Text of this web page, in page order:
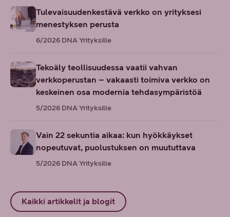
Tulevaisuudenkestävä verkko on yrityksesi
menestyksen perusta
6/2026 DNA Yrityksille
Tekoäly teollisuudessa vaatii vahvan
verkkoperustan – vakaasti toimiva verkko on
keskeinen osa modernia tehdasympäristöä
5/2026 DNA Yrityksille
Vain 22 sekuntia aikaa: kun hyökkäykset
nopeutuvat, puolustuksen on muututtava
5/2026 DNA Yrityksille
Kaikki artikkelit ja blogit